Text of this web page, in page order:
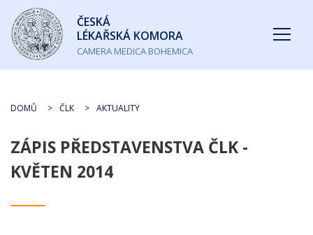
Česká
lékařská
komora
ČESKÁ
LÉKAŘSKÁ KOMORA
CAMERA MEDICA BOHEMICA
DOMŮ ČLK AKTUALITY
ZÁPIS PŘEDSTAVENSTVA ČLK -
KVĚTEN 2014